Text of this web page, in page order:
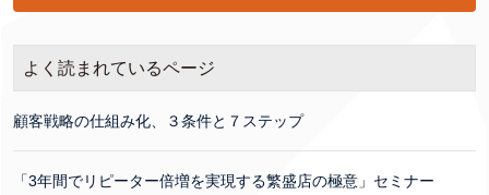
よく読まれているページ
顧客戦略の仕組み化、３条件と７ステップ
「3年間でリピーター倍増を実現する繁盛店の極意」セミナー